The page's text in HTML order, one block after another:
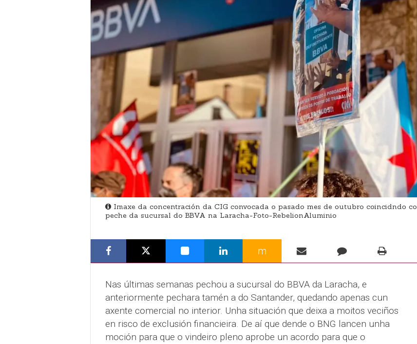
Imaxe da concentración da CIG convocada o pasado mes de outubro coincidndo co
peche da sucursal do BBVA na Laracha-Foto-RebelionAluminio
m
Nas últimas semanas pechou a sucursal do BBVA da Laracha, e
anteriormente pechara tamén a do Santander, quedando apenas cun
axente comercial no interior. Unha situación que deixa a moitos veciños
en risco de exclusión financieira. De aí que dende o BNG lancen unha
moción para que o vindeiro pleno aprobe un acordo para que o